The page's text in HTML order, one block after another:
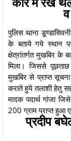
पुलिस थाना
के बताये गये स्थान
क्षेत्रांतर्गत मुखबिर
मिला। जिससे
मुखबिर से प्राप्त
कराते हुये तलाशी हेतु
मादक पदार्थ गांजा
200 ग्राम प्राप्त
प्रदीप